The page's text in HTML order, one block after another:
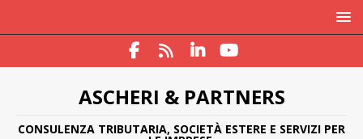
ASCHERI & PARTNERS
CONSULENZA TRIBUTARIA, SOCIETÀ ESTERE E SERVIZI PER